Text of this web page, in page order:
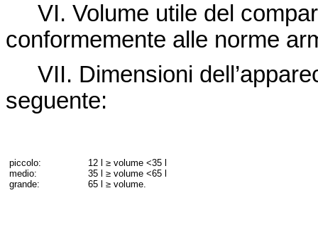
VI. Volume utile del
conformemente alle norme
VII. Dimensioni
seguente:
piccolo: 12 l ≥ volume <35 l
medio:
35 l ≥ volume <65 l
grande:
65 l ≥ volume.